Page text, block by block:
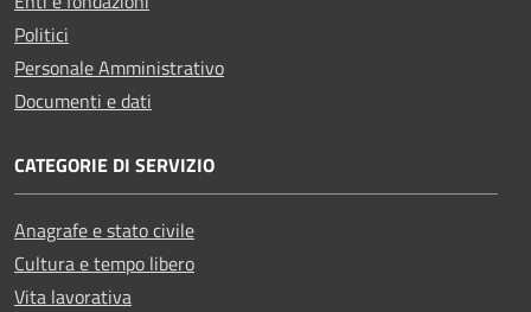
Politici
Personale Amministrativo
Documenti e dati
CATEGORIE DI SERVIZIO
Anagrafe e stato civile
Cultura e tempo libero
Vita lavorativa